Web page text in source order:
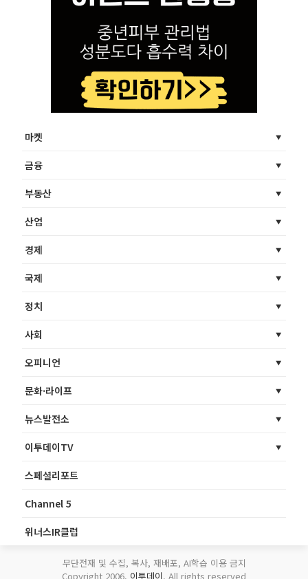
마켓
금융
부동산
산업
경제
국제
정치
사회
오피니언
문화·라이프
뉴스발전소
이투데이TV
스페셜리포트
Channel 5
위너스IR클럽
무단전재 및 수집, 복사, 재배포, AI학습 이용 금지
Copyright 2006. 이투데이. All rights reserved